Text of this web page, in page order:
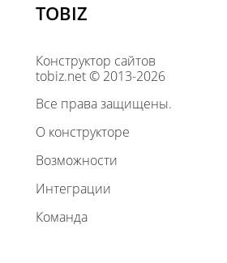
TOBIZ
Конструктор сайтов
tobiz.net © 2013-2026
Все права защищены.
О конструкторе
Возможности
Интеграции
Команда